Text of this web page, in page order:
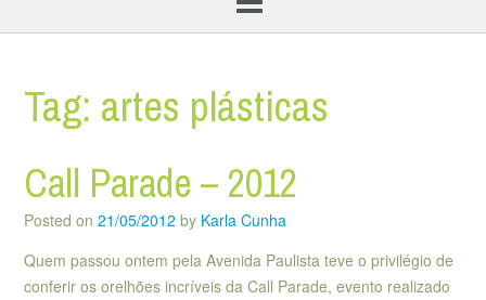
Tag: artes plásticas
Call Parade – 2012
Posted on 21/05/2012 by Karla Cunha
Quem passou ontem pela Avenida Paulista teve o privilégio de
conferir os orelhões incríveis da Call Parade, evento realizado